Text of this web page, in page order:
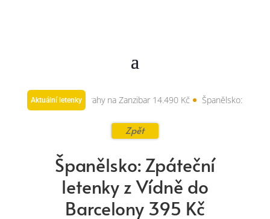
Aktuální letenky
Zpáteční letenky z Prahy na Zanzibar 14.490 Kč Španělsko:
Zpět
Španělsko: Zpáteční
letenky z Vídně do
Barcelony 395 Kč